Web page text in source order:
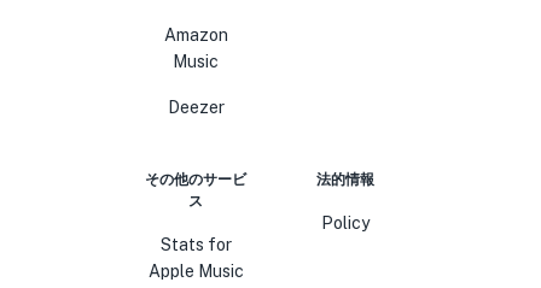
Amazon
Music
Deezer
その他のサービ
ス
Stats for
Apple Music
法的情報
Policy